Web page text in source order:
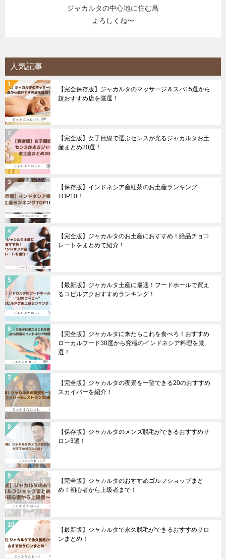
ジャカルタの中心地に住む鳥
よろしくね〜
人気記事
【完全保存版】ジャカルタのマッサージ＆スパ15選から
超おすすめ店を厳選！
【完全版】女子目線で選ぶセンスが光るジャカルタお土
産まとめ20選！
【保存版】インドネシア産紅茶のお土産ランキング
TOP10！
【完全版】ジャカルタのお土産におすすめ！絶品チョコ
レートをまとめて紹介！
【最新版】ジャカルタ土産に最適！フードホールで買え
るコピルアクおすすめランキング！
【完全版】ジャカルタに来たらこれを食べろ！おすすめ
ローカルフード30選から究極のインドネシア料理を厳
選！
【完全版】ジャカルタの夜景を一望できる20のおすすめ
スカイバーを紹介！
【保存版】ジャカルタのメンズ脱毛ができるおすすめサ
ロン3選！
【完全版】ジャカルタのおすすめゴルフショップまと
め！初心者から上級者まで！
【最新版】ジャカルタで永久脱毛ができるおすすめサロ
ンまとめ！